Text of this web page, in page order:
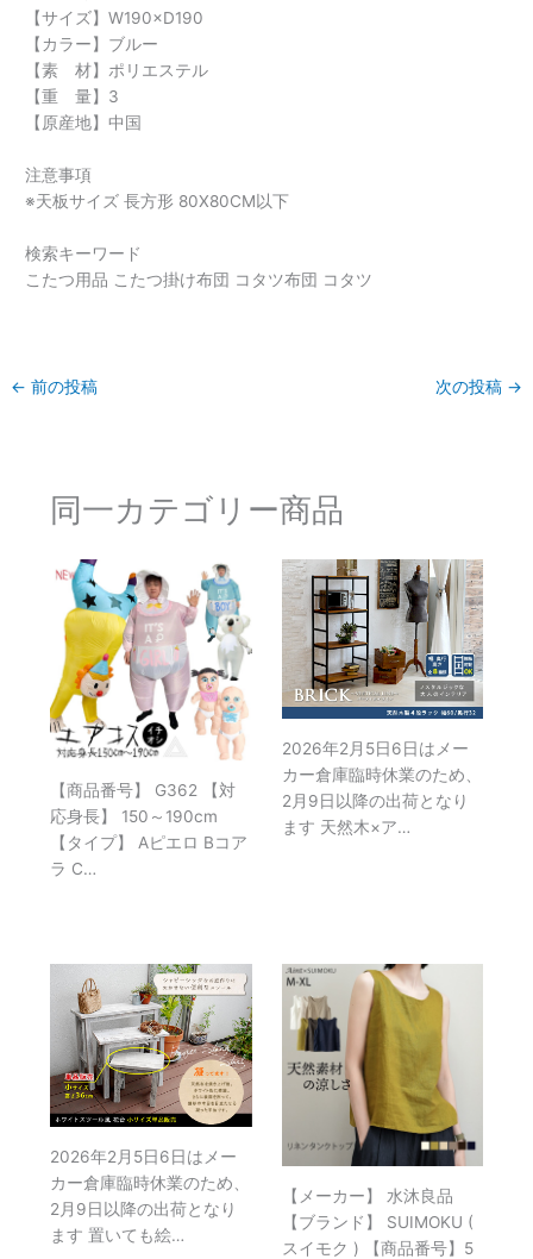
【サイズ】W190×D190
【カラー】ブルー
【素 材】ポリエステル
【重 量】3
【原産地】中国
注意事項
※天板サイズ 長方形 80X80CM以下
検索キーワード
こたつ用品 こたつ掛け布団 コタツ布団 コタツ
← 前の投稿 次の投稿 →
同一カテゴリー商品
【商品番号】 G362 【対
応身長】 150～190cm
【タイプ】 Aピエロ Bコア
ラ C…
2026年2月5日6日はメー
カー倉庫臨時休業のため、
2月9日以降の出荷となり
ます 天然木×ア…
2026年2月5日6日はメー
カー倉庫臨時休業のため、
2月9日以降の出荷となり
ます 置いても絵…
【メーカー】 水沐良品
【ブランド】 SUIMOKU (
スイモク ) 【商品番号】5